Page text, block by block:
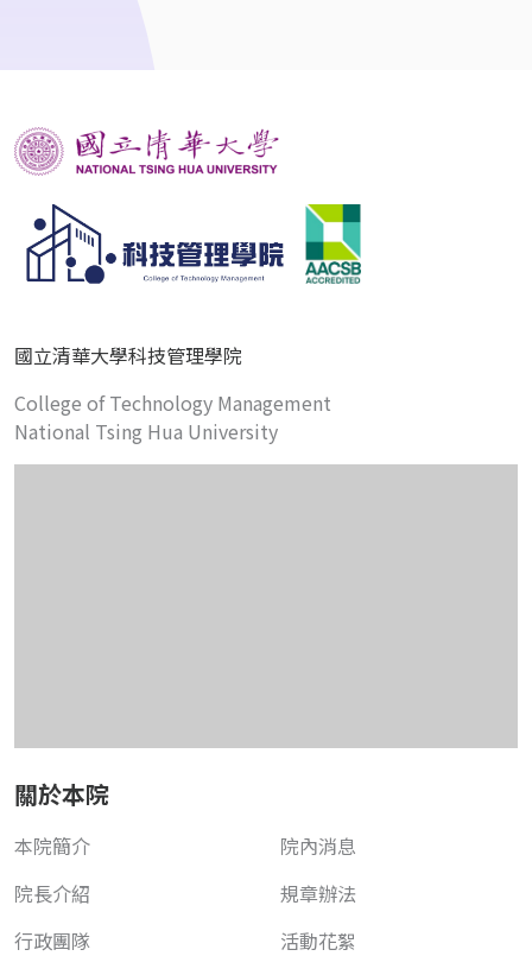
國立清華大學科技管理學院
College of Technology Management
National Tsing Hua University
關於本院
本院簡介
院長介紹
行政團隊
院內消息
規章辦法
活動花絮